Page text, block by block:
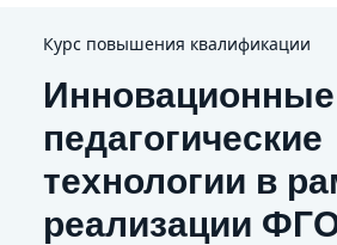
Курс повышения квалификации
Инновационные
педагогические
технологии в
реализации